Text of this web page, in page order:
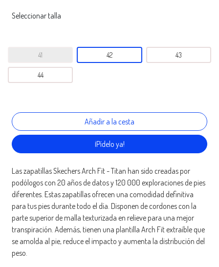
Seleccionar talla
41 42 43
44
¡Pídelo ya!
Las zapatillas Skechers Arch Fit - Titan han sido creadas por
podólogos con 20 años de datos y 120 000 exploraciones de pies
diferentes. Estas zapatillas ofrecen una comodidad definitiva
para tus pies durante todo el día. Disponen de cordones con la
parte superior de malla texturizada en relieve para una mejor
transpiración. Además, tienen una plantilla Arch Fit extraíble que
se amolda al pie, reduce el impacto y aumenta la distribución del
peso.